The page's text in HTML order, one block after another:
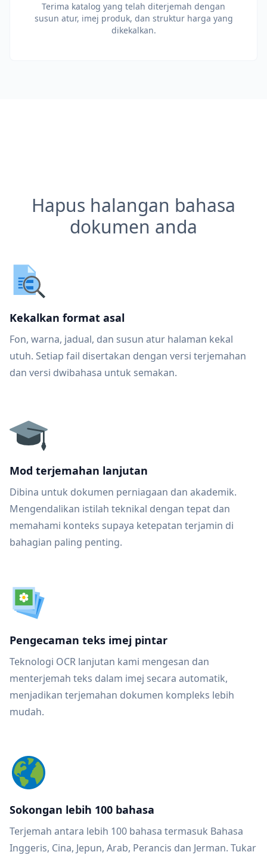
Terima katalog yang telah diterjemah dengan
susun atur, imej produk, dan struktur harga yang
dikekalkan.
Hapus halangan bahasa
dokumen anda
Kekalkan format asal
Fon, warna, jadual, dan susun atur halaman kekal
utuh. Setiap fail disertakan dengan versi terjemahan
dan versi dwibahasa untuk semakan.
Mod terjemahan lanjutan
Dibina untuk dokumen perniagaan dan akademik.
Mengendalikan istilah teknikal dengan tepat dan
memahami konteks supaya ketepatan terjamin di
bahagian paling penting.
Pengecaman teks imej pintar
Teknologi OCR lanjutan kami mengesan dan
menterjemah teks dalam imej secara automatik,
menjadikan terjemahan dokumen kompleks lebih
mudah.
Sokongan lebih 100 bahasa
Terjemah antara lebih 100 bahasa termasuk Bahasa
Inggeris, Cina, Jepun, Arab, Perancis dan Jerman. Tukar